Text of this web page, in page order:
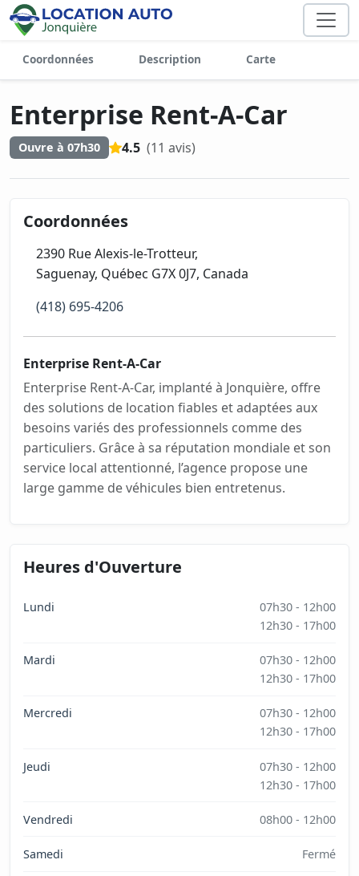
Coordonnées Description Carte
Enterprise Rent-A-Car
Ouvre à 07h30 4.5 (11 avis)
Coordonnées
2390 Rue Alexis-le-Trotteur,
Saguenay, Québec G7X 0J7, Canada
(418) 695-4206
Enterprise Rent-A-Car
Enterprise Rent-A-Car, implanté à Jonquière, offre
des solutions de location fiables et adaptées aux
besoins variés des professionnels comme des
particuliers. Grâce à sa réputation mondiale et son
service local attentionné, l’agence propose une
large gamme de véhicules bien entretenus.
Heures d'Ouverture
Lundi
07h30 - 12h00
12h30 - 17h00
Mardi
07h30 - 12h00
12h30 - 17h00
Mercredi
07h30 - 12h00
12h30 - 17h00
Jeudi
07h30 - 12h00
12h30 - 17h00
Vendredi 08h00 - 12h00
Samedi Fermé